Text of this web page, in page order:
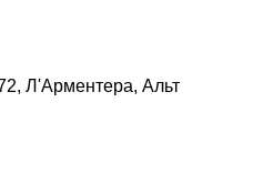
Л'Арментера, Альт